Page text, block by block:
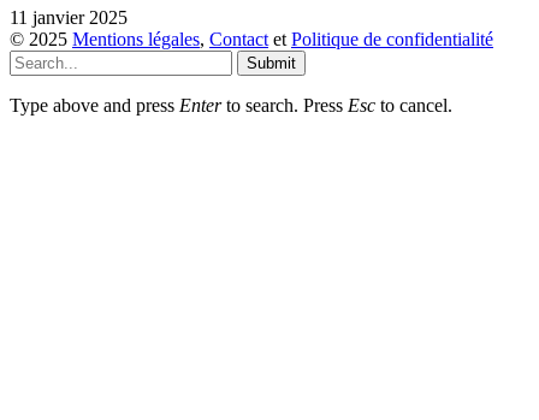
11 janvier 2025
© 2025 Mentions légales, Contact et Politique de confidentialité
Submit
Type above and press Enterto search. Press Esc to cancel.